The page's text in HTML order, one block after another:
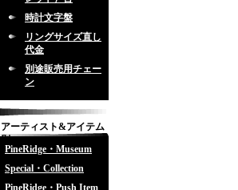
時計文字盤
リングサイズ直し
代金
別途販売用チェー
ン
アーティスト&アイテム
別
PineRidge・Museum
Special・Collection
PineRidge・Push Item